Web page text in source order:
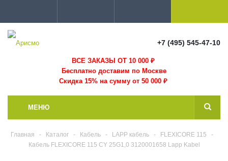
+7 (495) 545-47-10
ВСЕ ЗАКАЗЫ ОТ 10 000₽
Бесплатно доставим по Москве
Скидка 15% на сумму от 50 000 ₽
МЕНЮ
Главная - Каталог - Кабель - LAPP кабель - FLEXICORE 115
-
Кабель FLEXICORE 115 CY 25G1,0 3120001658 Lapp Kabel